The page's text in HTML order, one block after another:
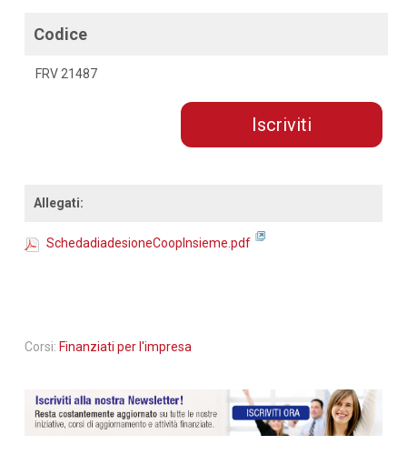
Codice
FRV 21487
Iscriviti
Allegati:
SchedadiadesioneCoopInsieme.pdf
Corsi: Finanziati per l'impresa